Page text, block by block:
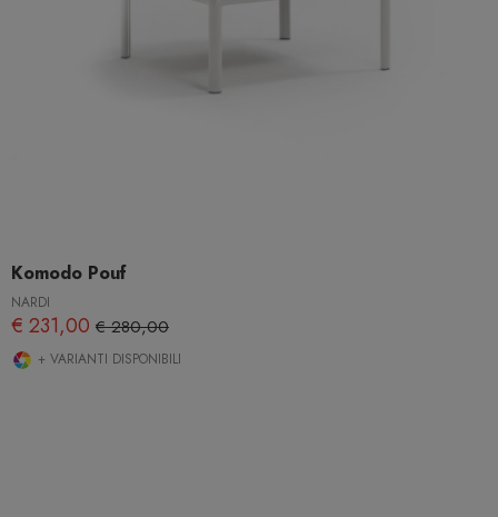
Komodo Pouf
NARDI
€ 231,00 € 280,00
+ VARIANTI DISPONIBILI